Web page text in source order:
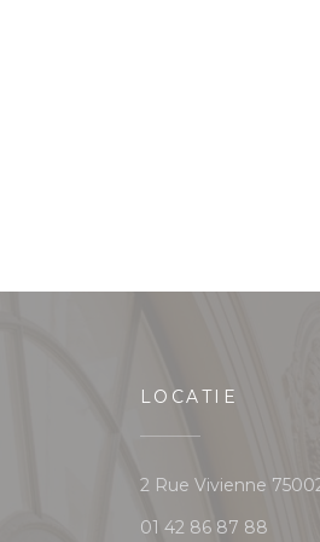
LOCATIE
2 Rue Vivienne
01 42 86 87 88